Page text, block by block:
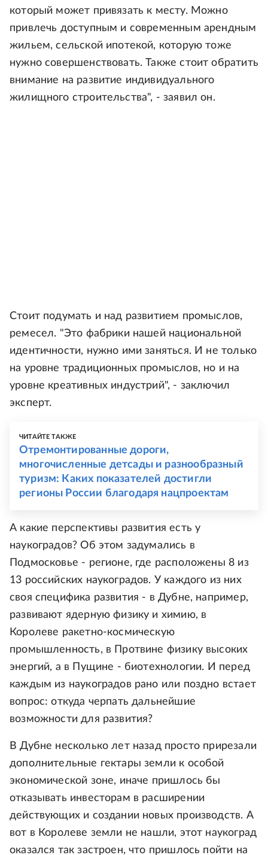
который может привязать к месту. Можно
привлечь доступным и современным арендным
жильем, сельской ипотекой, которую тоже
нужно совершенствовать. Также стоит обратить
внимание на развитие индивидуального
жилищного строительства", - заявил он.
Стоит подумать и над развитием промыслов,
ремесел. "Это фабрики нашей национальной
идентичности, нужно ими заняться. И не только
на уровне традиционных промыслов, но и на
уровне креативных индустрий", - заключил
эксперт.
ЧИТАЙТЕ ТАКЖЕ
Отремонтированные дороги,
многочисленные детсады и разнообразный
туризм: Каких показателей достигли
регионы России благодаря нацпроектам
А какие перспективы развития есть у
наукоградов? Об этом задумались в
Подмосковье - регионе, где расположены 8 из
13 российских наукоградов. У каждого из них
своя специфика развития - в Дубне, например,
развивают ядерную физику и химию, в
Королеве ракетно-космическую
промышленность, в Протвине физику высоких
энергий, а в Пущине - биотехнологии. И перед
каждым из наукоградов рано или поздно встает
вопрос: откуда черпать дальнейшие
возможности для развития?
В Дубне несколько лет назад просто прирезали
дополнительные гектары земли к особой
экономической зоне, иначе пришлось бы
отказывать инвесторам в расширении
действующих и создании новых производств. А
вот в Королеве земли не нашли, этот наукоград
оказался так застроен, что пришлось пойти на